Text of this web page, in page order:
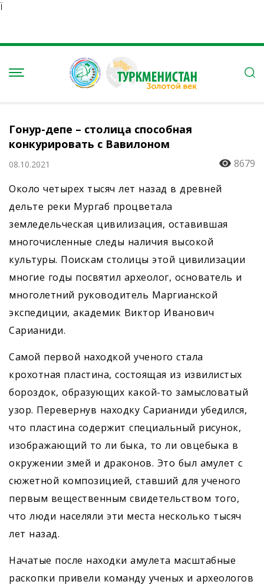
Ï
Гонур-депе – столица способная
конкурировать с Вавилоном
08.10.2021
8679
Около четырех тысяч лет назад в древней
дельте реки Мургаб процветала
земледельческая цивилизация, оставившая
многочисленные следы наличия высокой
культуры. Поискам столицы этой цивилизации
многие годы посвятил археолог, основатель и
многолетний руководитель Маргианской
экспедиции, академик Виктор Иванович
Сарианиди.
Самой первой находкой ученого стала
крохотная пластина, состоящая из извилистых
бороздок, образующих какой-то замысловатый
узор. Перевернув находку Сарианиди убедился,
что пластина содержит специальный рисунок,
изображающий то ли быка, то ли овцебыка в
окружении змей и драконов. Это был амулет с
сюжетной композицией, ставший для ученого
первым вещественным свидетельством того,
что люди населяли эти места несколько тысяч
лет назад.
Начатые после находки амулета масштабные
раскопки привели команду ученых и археологов